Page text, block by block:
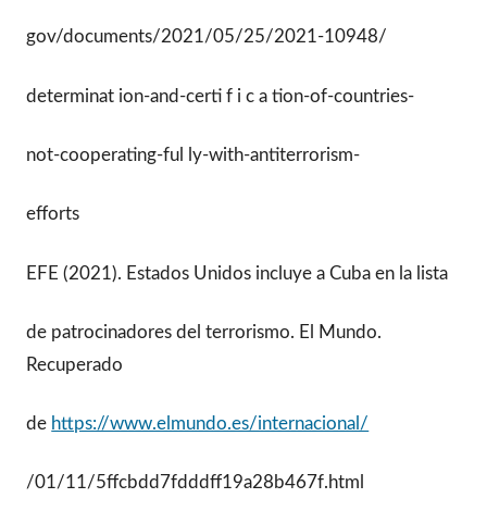
gov/documents/2021/05/25/2021-10948/
determinat ion-and-certi f i c a tion-of-countries-
not-cooperating-ful ly-with-antiterrorism-
efforts
EFE (2021). Estados Unidos incluye a Cuba en la lista
de patrocinadores del terrorismo. El Mundo.
Recuperado
de https://www.elmundo.es/internacional/
/01/11/5ffcbdd7fdddff19a28b467f.html